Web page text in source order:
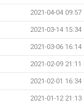
2021-04-04 09:57
2021-03-14 15:34
2021-03-06 16:14
2021-02-09 21:11
2021-02-01 16:34
2021-01-12 21:13